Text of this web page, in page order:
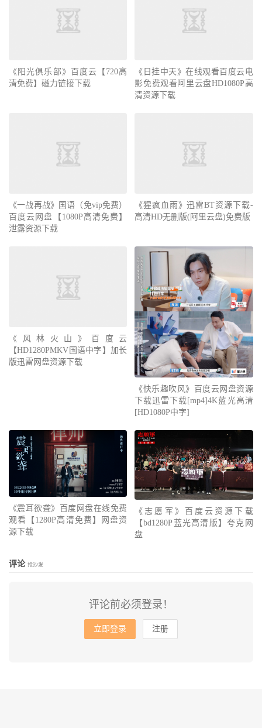
《阳光俱乐部》百度云【720高
清免费】磁力链接下载
《日挂中天》在线观看百度云电
影免费观看阿里云盘HD1080P高
清资源下载
《一战再战》国语（免vip免费）
百度云网盘【1080P高清免费】
泄露资源下载
《猩疯血雨》迅雷BT资源下载-
高清HD无删版(阿里云盘)免费版
《风林火山》百度云
【HD1280PMKV国语中字】加长
版迅雷网盘资源下载
《快乐趣吹风》百度云网盘资源
下载迅雷下载[mp4]4K蓝光高清
[HD1080P中字]
《震耳欲聋》百度网盘在线免费
观看【1280P高清免费】网盘资
源下载
《志愿军》百度云资源下载
【bd1280P蓝光高清版】夸克网
盘
评论 抢沙发
评论前必须登录！
立即登录 注册